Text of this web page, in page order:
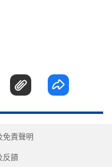
免責聲明
反饋